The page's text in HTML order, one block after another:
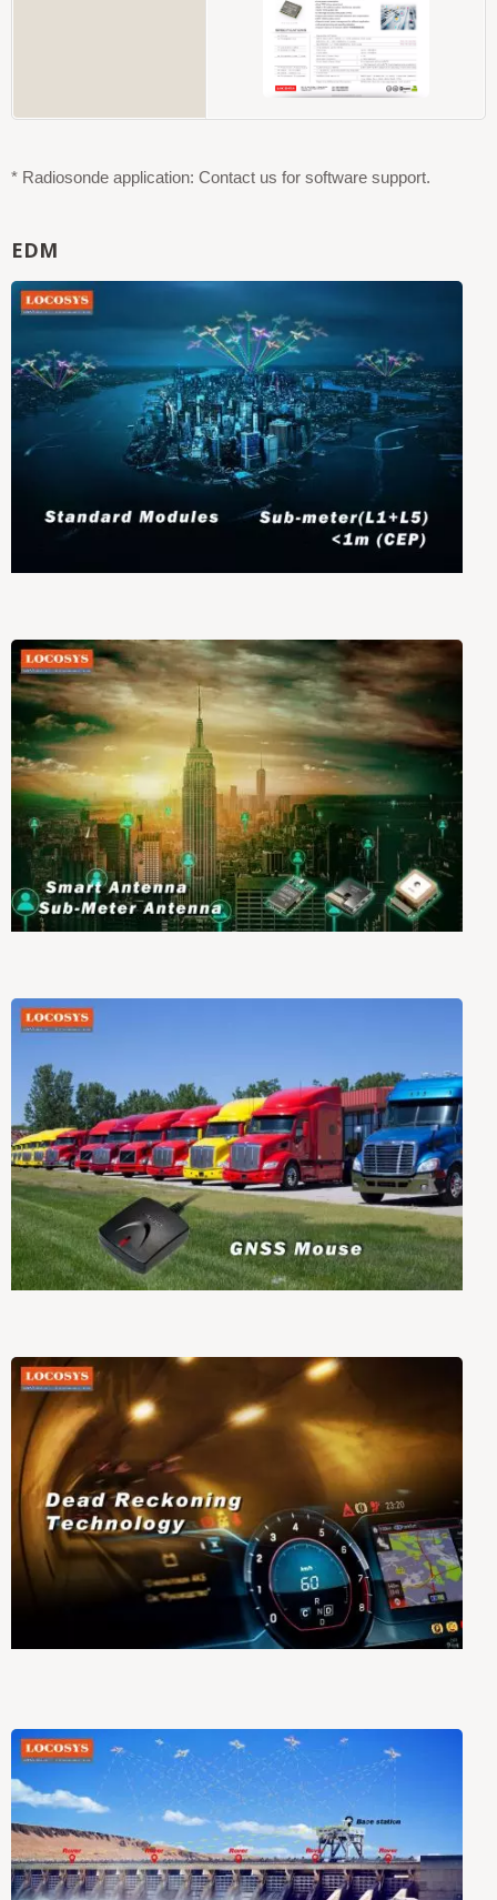
* Radiosonde application: Contact us for software support.
EDM